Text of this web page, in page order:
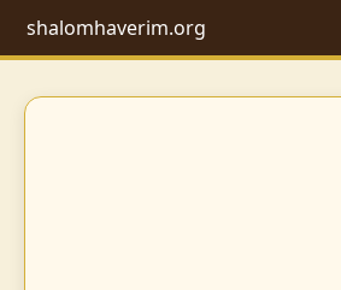
shalomhaverim.org